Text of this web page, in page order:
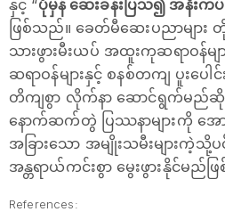
နှင့် “ပုံမှန် ဆေးခန်းပြသ၍ အနီးက
ဖြစ်သည်။ ခေတ်မီဆေးပညာမျာ
သားဖွားမီးယပ် အထူးကုဆရာဝန်မ
ဆရာဝန်များနှင့် စနစ်တကျ ပူးပေ
တိကျစွာ လိုက်နာ ဆောင်ရွက်မည်ဆို
နောက်ဆက်တွဲ ပြဿနာများကို အောင်
အခြားသော အမျိုးသမီးများကဲ့သို့
အန္တရာယ်ကင်းစွာ မွေးဖွားနိုင်မည်ဖ
References: